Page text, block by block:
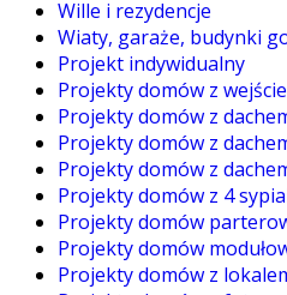
Wille i rezydencje
Wiaty, garaże, budynki
Projekt indywidualny
Projekty domów z
Projekty domów z
Projekty domów z
Projekty domów z
Projekty domów z 4
Projekty domów
Projekty domów
Projekty domów z